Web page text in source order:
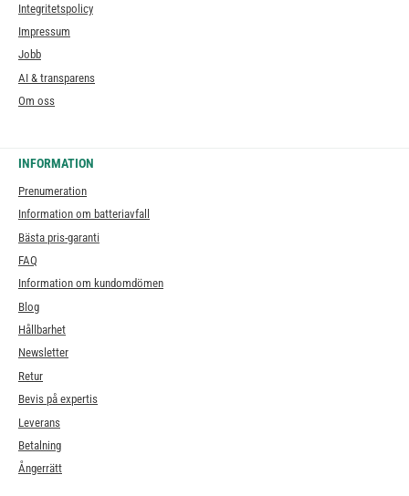
Integritetspolicy
Impressum
Jobb
AI & transparens
Om oss
INFORMATION
Prenumeration
Information om batteriavfall
Bästa pris-garanti
FAQ
Information om kundomdömen
Blog
Hållbarhet
Newsletter
Retur
Bevis på expertis
Leverans
Betalning
Ångerrätt